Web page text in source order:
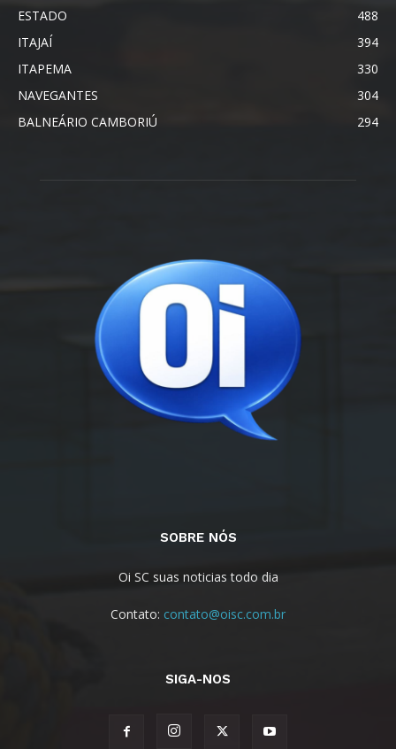
ESTADO
488
ITAJAÍ
394
ITAPEMA
330
NAVEGANTES
304
BALNEÁRIO CAMBORIÚ
294
SOBRE NÓS
Oi SC suas noticias todo dia
Contato: contato@oisc.com.br
SIGA-NOS